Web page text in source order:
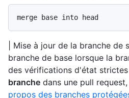
merge base into head
| Mise à jour de la branche de
branche de base lorsque la
des vérifications d'état
branche dans une pull
propos des branches